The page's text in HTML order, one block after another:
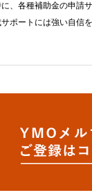
、各種補助金の申請
ポートには強い自信